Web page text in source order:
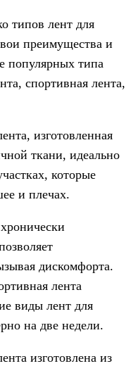
типов лент для
преимущества и
популярных типа
спортивная лента,
изготовленная
ткани, идеально
которые
и плечах.
дискомфорта.
лента
виды лент для
на две недели.
изготовлена из